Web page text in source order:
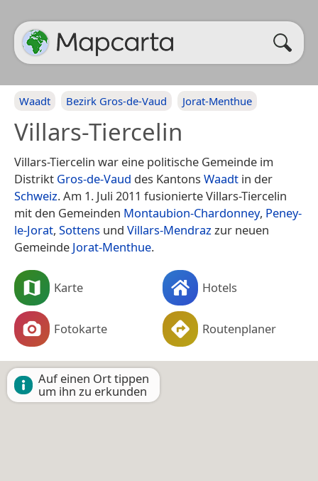
Waadt Bezirk Gros-de-Vaud Jorat-Menthue
Villars-Tiercelin
Villars-Tiercelin war eine politische Gemeinde im
Distrikt Gros-de-Vaud des Kantons Waadt in der
Schweiz. Am 1. Juli 2011 fusionierte Villars-Tiercelin
mit den Gemeinden Montaubion-Chardonney, Peney-
le-Jorat, Sottens und Villars-Mendrazzur neuen
Gemeinde Jorat-Menthue.
Karte Hotels
Fotokarte Routenplaner
Auf einen Ort tippen
um ihn zu erkunden